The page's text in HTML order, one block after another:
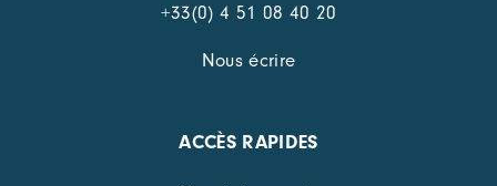
+33(0) 4 51 08 40 20
Nous écrire
ACCÈS RAPIDES